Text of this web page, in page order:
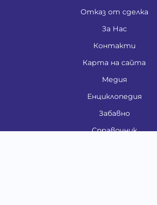
Отказ от сделка
За Нас
Контакти
Карта на сайта
Медия
Енциклопедия
Забавно
Справочник